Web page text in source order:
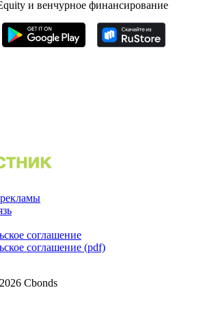
и венчурное финансирование
соглашение
соглашение (pdf)
Cbonds